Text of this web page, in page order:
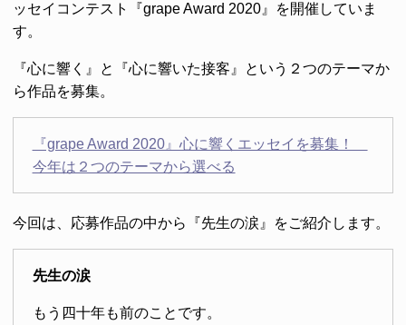
ッセイコンテスト『grape Award 2020』を開催していま
す。
『心に響く』と『心に響いた接客』という２つのテーマか
ら作品を募集。
『grape Award 2020』心に響くエッセイを募集！
今年は２つのテーマから選べる
今回は、応募作品の中から『先生の涙』をご紹介します。
先生の涙
もう四十年も前のことです。